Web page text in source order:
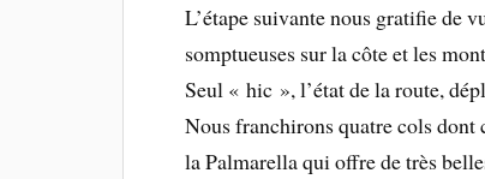
L’étape suivante nous gratifie de
somptueuses sur la côte et les
Seul « hic », l’état de la route,
Nous franchirons quatre cols dont
la Palmarella qui offre de très